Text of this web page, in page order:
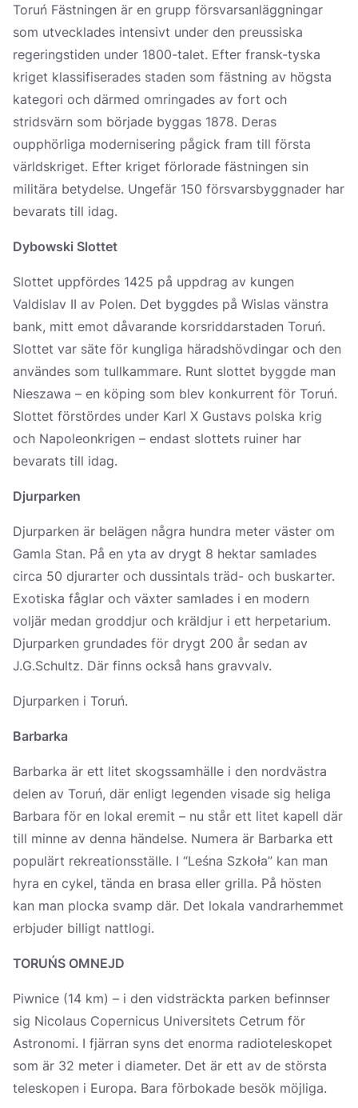
Toruń Fästningen är en grupp försvarsanläggningar
som utvecklades intensivt under den preussiska
regeringstiden under 1800-talet. Efter fransk-tyska
kriget klassifiserades staden som fästning av högsta
kategori och därmed omringades av fort och
stridsvärn som började byggas 1878. Deras
oupphörliga modernisering pågick fram till första
världskriget. Efter kriget förlorade fästningen sin
militära betydelse. Ungefär 150 försvarsbyggnader har
bevarats till idag.
Dybowski Slottet
Slottet uppfördes 1425 på uppdrag av kungen
Valdislav II av Polen. Det byggdes på Wislas vänstra
bank, mitt emot dåvarande korsriddarstaden Toruń.
Slottet var säte för kungliga häradshövdingar och den
användes som tullkammare. Runt slottet byggde man
Nieszawa – en köping som blev konkurrent för Toruń.
Slottet förstördes under Karl X Gustavs polska krig
och Napoleonkrigen – endast slottets ruiner har
bevarats till idag.
Djurparken
Djurparken är belägen några hundra meter väster om
Gamla Stan. På en yta av drygt 8 hektar samlades
circa 50 djurarter och dussintals träd- och buskarter.
Exotiska fåglar och växter samlades i en modern
voljär medan groddjur och kräldjur i ett herpetarium.
Djurparken grundades för drygt 200 år sedan av
J.G.Schultz. Där finns också hans gravvalv.
Djurparken i Toruń.
Barbarka
Barbarka är ett litet skogssamhälle i den nordvästra
delen av Toruń, där enligt legenden visade sig heliga
Barbara för en lokal eremit – nu står ett litet kapell där
till minne av denna händelse. Numera är Barbarka ett
populärt rekreationsställe. I “Leśna Szkoła” kan man
hyra en cykel, tända en brasa eller grilla. På hösten
kan man plocka svamp där. Det lokala vandrarhemmet
erbjuder billigt nattlogi.
TORUŃS OMNEJD
Piwnice (14 km) – i den vidsträckta parken befinnser
sig Nicolaus Copernicus Universitets Cetrum för
Astronomi. I fjärran syns det enorma radioteleskopet
som är 32 meter i diameter. Det är ett av de största
teleskopen i Europa. Bara förbokade besök möjliga.